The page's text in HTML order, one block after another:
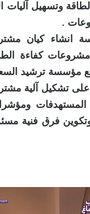
وتسهيل آليات
.
انشاء كيان
مشروعات كفاءة
مؤسسة ترشيد
على تشكيل آلية
المستهدفات
وتكوين فرق فنية